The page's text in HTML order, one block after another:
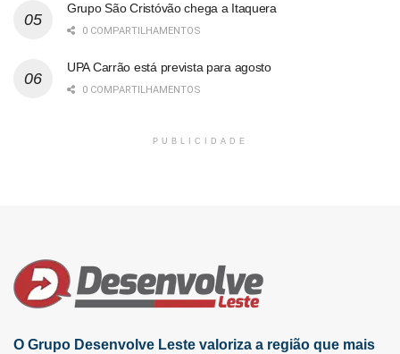
Grupo São Cristóvão chega a Itaquera
0 COMPARTILHAMENTOS
UPA Carrão está prevista para agosto
0 COMPARTILHAMENTOS
PUBLICIDADE
O Grupo Desenvolve Leste valoriza a região que mais